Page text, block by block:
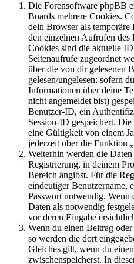
Die Forensoftware phpBB
Boards mehrere Cookies.
dein Browser als temporäre
den einzelnen Aufrufen des
Cookies sind die aktuelle
Seitenaufrufe zugeordnet
über die von dir gelesenen
gelesen/ungelesen; sofern
Informationen über deine
nicht angemeldet bist)
Benutzer-ID, ein
Session-ID gespeichert.
eine Gültigkeit von einem
jederzeit über die Funktion
Weiterhin werden die
Registrierung, in deinem
Bereich angibst. Für die
eindeutiger Benutzername,
Passwort notwendig. Wenn
Daten als notwendig
vor deren Eingabe
Wenn du einen Beitrag
so werden die dort
Gleiches gilt, wenn du
zwischenspeicherst. In